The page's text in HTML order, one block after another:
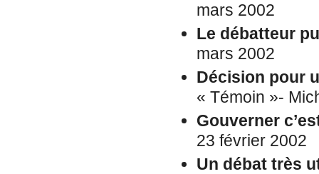
mars 2002
Le débatteur
mars 2002
Décision pour
« Témoin »-
Gouverner
23 février 2002
Un débat très